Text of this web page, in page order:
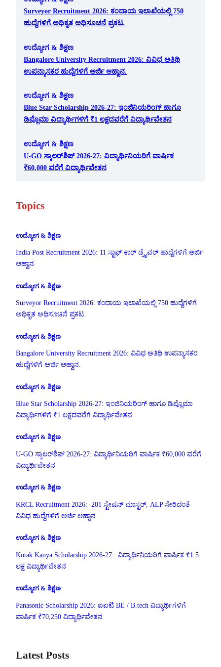
Surveyor Recruitment 2026: ಕಂದಾಯ ಇಲಾಖೆಯಲ್ಲಿ 750
ಹುದ್ದೆಗಳಿಗೆ ಅಧಿಕೃತ ಅಧಿಸೂಚನೆ ಪ್ರಕಟ.
ಉದ್ಯೋಗ & ಶಿಕ್ಷಣ
Bangalore University Recruitment 2026: ವಿವಿಧ ಅತಿಥಿ
ಉಪನ್ಯಾಸಕರ ಹುದ್ದೆಗಳಿಗೆ ಅರ್ಜಿ ಆಹ್ವಾನ.
ಉದ್ಯೋಗ & ಶಿಕ್ಷಣ
Blue Star Scholarship 2026-27: ಇಂಜಿನಿಯರಿಂಗ್ ಹಾಗೂ
ಡಿಪ್ಲೊಮಾ ವಿದ್ಯಾರ್ಥಿಗಳಿಗೆ ₹1 ಲಕ್ಷದವರೆಗೆ ವಿದ್ಯಾರ್ಥಿವೇತನ
ಉದ್ಯೋಗ & ಶಿಕ್ಷಣ
U-GO ಸ್ಕಾಲರ್‌ಶಿಪ್ 2026-27: ವಿದ್ಯಾರ್ಥಿನಿಯರಿಗೆ ವಾರ್ಷಿಕ
₹60,000 ವರೆಗೆ ವಿದ್ಯಾರ್ಥಿವೇತನ
Topics
ಉದ್ಯೋಗ & ಶಿಕ್ಷಣ
India Post Recruitment 2026: 11 ಸ್ಟಾಫ್ ಕಾರ್ ಡ್ರೈವರ್ ಹುದ್ದೆಗಳಿಗೆ ಅರ್ಜಿ
ಆಹ್ವಾನ
ಉದ್ಯೋಗ & ಶಿಕ್ಷಣ
Surveyor Recruitment 2026: ಕಂದಾಯ ಇಲಾಖೆಯಲ್ಲಿ 750 ಹುದ್ದೆಗಳಿಗೆ
ಅಧಿಕೃತ ಅಧಿಸೂಚನೆ ಪ್ರಕಟ.
ಉದ್ಯೋಗ & ಶಿಕ್ಷಣ
Bangalore University Recruitment 2026: ವಿವಿಧ ಅತಿಥಿ ಉಪನ್ಯಾಸಕರ
ಹುದ್ದೆಗಳಿಗೆ ಅರ್ಜಿ ಆಹ್ವಾನ.
ಉದ್ಯೋಗ & ಶಿಕ್ಷಣ
Blue Star Scholarship 2026-27: ಇಂಜಿನಿಯರಿಂಗ್ ಹಾಗೂ ಡಿಪ್ಲೊಮಾ
ವಿದ್ಯಾರ್ಥಿಗಳಿಗೆ ₹1 ಲಕ್ಷದವರೆಗೆ ವಿದ್ಯಾರ್ಥಿವೇತನ
ಉದ್ಯೋಗ & ಶಿಕ್ಷಣ
U-GO ಸ್ಕಾಲರ್‌ಶಿಪ್ 2026-27: ವಿದ್ಯಾರ್ಥಿನಿಯರಿಗೆ ವಾರ್ಷಿಕ ₹60,000 ವರೆಗೆ
ವಿದ್ಯಾರ್ಥಿವೇತನ
ಉದ್ಯೋಗ & ಶಿಕ್ಷಣ
KRCL Recruitment 2026: 201 ಸ್ಟೇಷನ್ ಮಾಸ್ಟರ್, ALP ಸೇರಿದಂತೆ
ವಿವಿಧ ಹುದ್ದೆಗಳಿಗೆ ಅರ್ಜಿ ಆಹ್ವಾನ
ಉದ್ಯೋಗ & ಶಿಕ್ಷಣ
Kotak Kanya Scholarship 2026-27: ವಿದ್ಯಾರ್ಥಿನಿಯರಿಗೆ ವಾರ್ಷಿಕ ₹1.5
ಲಕ್ಷ ವಿದ್ಯಾರ್ಥಿವೇತನ
ಉದ್ಯೋಗ & ಶಿಕ್ಷಣ
Panasonic Scholarship 2026: ಐಐಟಿ BE / B.tech ವಿದ್ಯಾರ್ಥಿಗಳಿಗೆ
ವಾರ್ಷಿಕ ₹70,250 ವಿದ್ಯಾರ್ಥಿವೇತನ
Latest Posts